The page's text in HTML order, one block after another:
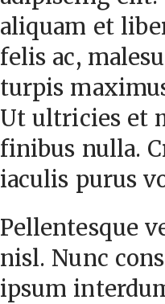
aliquam et
felis ac,
turpis
Ut ultricies et
finibus nulla.
iaculis purus
Pellentesque
nisl. Nunc
ipsum